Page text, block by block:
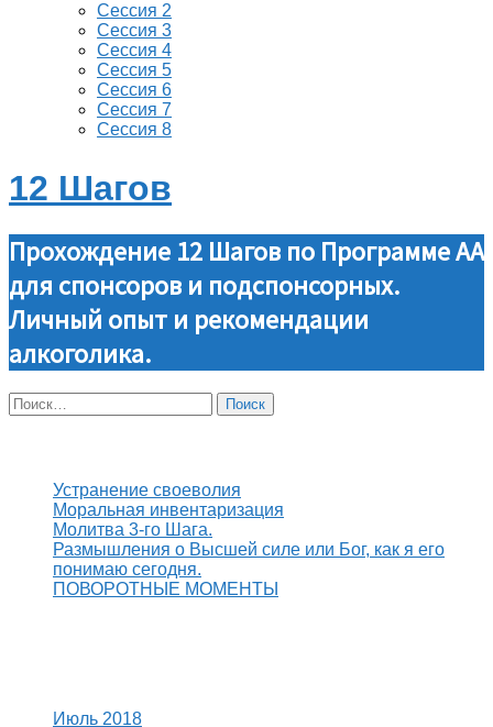
Сессия 2
Сессия 3
Сессия 4
Сессия 5
Сессия 6
Сессия 7
Сессия 8
12 Шагов
Прохождение 12 Шагов по Программе АА
для спонсоров и подспонсорных.
Личный опыт и рекомендации
алкоголика.
Найти:
Устранение своеволия
Моральная инвентаризация
Молитва 3-го Шага.
Размышления о Высшей силе или Бог, как я его
понимаю сегодня.
ПОВОРОТНЫЕ МОМЕНТЫ
Июль 2018